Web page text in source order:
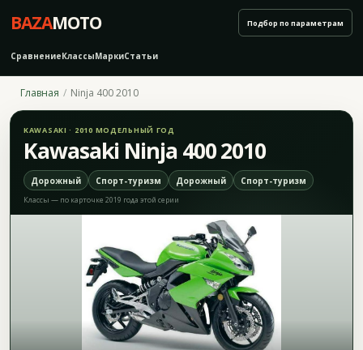
BAZAMOTO
СравнениеКлассыМаркиСтатьи
Подбор по параметрам
Главная Ninja 400 2010
KAWASAKI · 2010 МОДЕЛЬНЫЙ ГОД
Kawasaki Ninja 400 2010
Дорожный Спорт-туризм Дорожный Спорт-туризм
Классы — по карточке 2019 года этой серии